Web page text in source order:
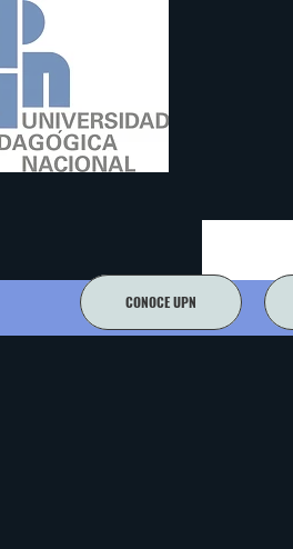
CONOCE UPN